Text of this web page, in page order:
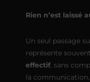
Rien n’est laissé
Un seul passage
représente souvent
effectif, sans
la communication,